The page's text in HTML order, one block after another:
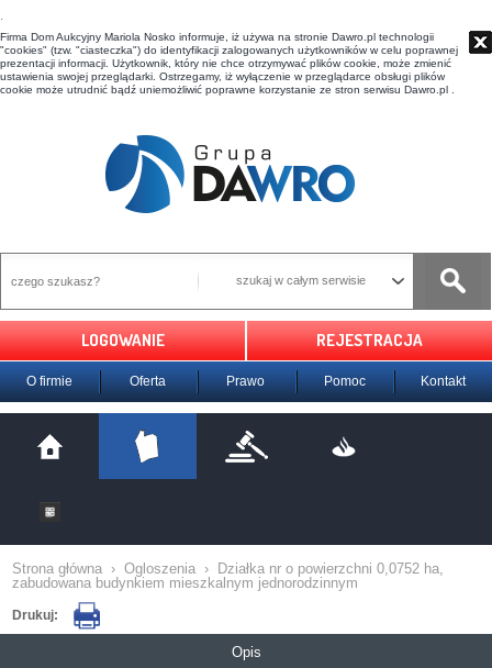
t
Firma Dom Aukcyjny Mariola Nosko informuje, iż używa na stronie Dawro.pl technologii
"cookies" (tzw. "ciasteczka") do identyfikacji zalogowanych użytkowników w celu poprawnej
prezentacji informacji. Użytkownik, który nie chce otrzymywać plików cookie, może zmienić
ustawienia swojej przeglądarki. Ostrzegamy, iż wyłączenie w przeglądarce obsługi plików
cookie może utrudnić bądź uniemożliwić poprawne korzystanie ze stron serwisu Dawro.pl .
szukaj w całym serwisie
LOGOWANIE REJESTRACJA
O firmie Oferta Prawo Pomoc Kontakt
Strona główna › Ogloszenia ›
Działka nr o powierzchni 0,0752 ha,
zabudowana budynkiem mieszkalnym jednorodzinnym
Drukuj:
Opis